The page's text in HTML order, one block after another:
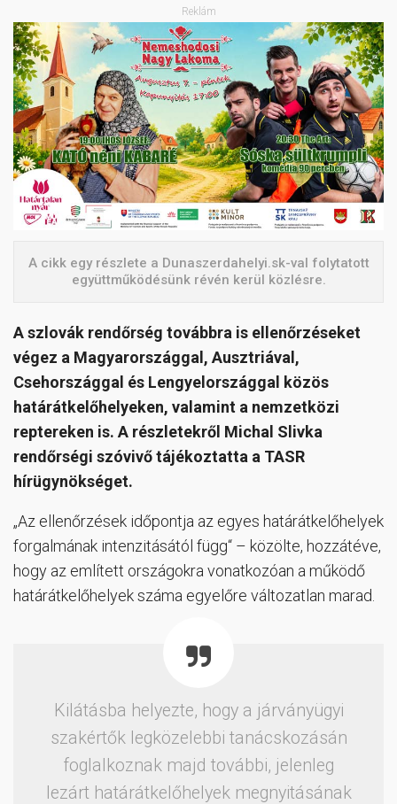
Reklám
A cikk egy részlete a Dunaszerdahelyi.sk-val folytatott
együttműködésünk révén kerül közlésre.
A szlovák rendőrség továbbra is ellenőrzéseket
végez a Magyarországgal, Ausztriával,
Csehországgal és Lengyelországgal közös
határátkelőhelyeken, valamint a nemzetközi
reptereken is. A részletekről Michal Slivka
rendőrségi szóvivő tájékoztatta a TASR
hírügynökséget.
„Az ellenőrzések időpontja az egyes határátkelőhelyek
forgalmának intenzitásától függ“ – közölte, hozzátéve,
hogy az említett országokra vonatkozóan a működő
határátkelőhelyek száma egyelőre változatlan marad.
Kilátásba helyezte, hogy a járványügyi
szakértők legközelebbi tanácskozásán
foglalkoznak majd további, jelenleg
lezárt határátkelőhelyek megnyitásának